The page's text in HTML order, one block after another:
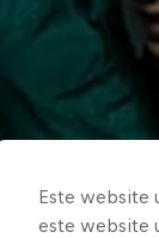
Este website
este website